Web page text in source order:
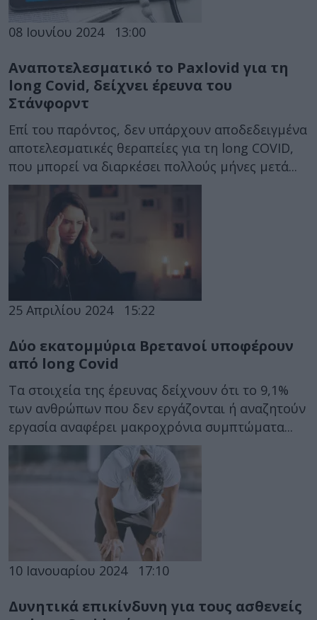
08 Ιουνίου 2024 13:00
Αναποτελεσματικό το Paxlovid για τη
long Covid, δείχνει έρευνα του
Στάνφορντ
Επί του παρόντος, δεν υπάρχουν αποδεδειγμένα
αποτελεσματικές θεραπείες για τη long COVID,
που μπορεί να διαρκέσει πολλούς μήνες μετά...
25 Απριλίου 2024 15:22
Δύο εκατομμύρια Βρετανοί υποφέρουν
από long Covid
Τα στοιχεία της έρευνας δείχνουν ότι το 9,1%
των ανθρώπων που δεν εργάζονται ή αναζητούν
εργασία αναφέρει μακροχρόνια συμπτώματα...
10 Ιανουαρίου 2024 17:10
Δυνητικά επικίνδυνη για τους ασθενείς